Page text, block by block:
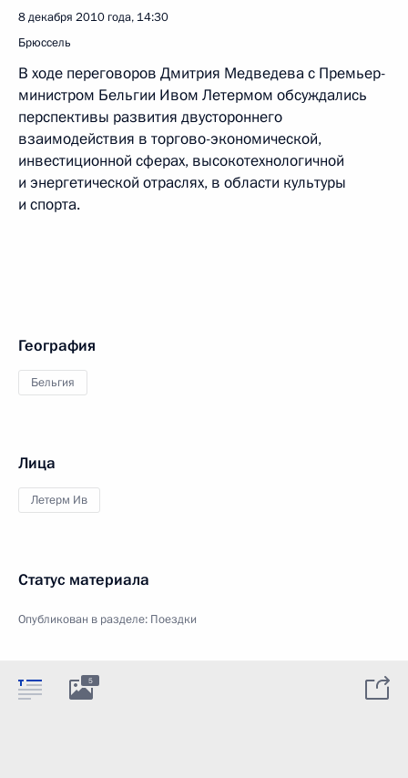
8 декабря 2010 года, 14:30
Брюссель
В ходе переговоров Дмитрия Медведева с Премьер-
министром Бельгии Ивом Летермом обсуждались
перспективы развития двустороннего
взаимодействия в торгово-экономической,
инвестиционной сферах, высокотехнологичной
и энергетической отраслях, в области культуры
и спорта.
География
Бельгия
Лица
Летерм Ив
Статус материала
Опубликован в разделе: Поездки
5